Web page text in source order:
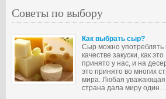
Советы по выбору
Как выбрать сыр?
Сыр можно употреблять
качестве закуски, как это
принято у нас, и на
это принято во многих
мира. Любая уважающая
страна дала миру один…